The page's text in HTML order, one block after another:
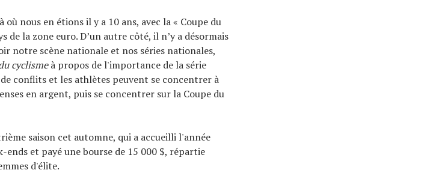
nous en étions il y a 10 ans, avec la « Coupe du
de la zone euro. D’un autre côté, il n’y a désormais
notre scène nationale et nos séries nationales,
cyclismeà propos de l'importance de la série
conflits et les athlètes peuvent se concentrer à
en argent, puis se concentrer sur la Coupe du
saison cet automne, qui a accueilli l'année
et payé une bourse de 15 000 $, répartie
d'élite.